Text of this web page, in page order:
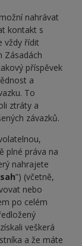
nahrávat
kontakt s
vždy řídit
Zásadách
příspěvek
a
To
ztráty a
závazků.
plné práva na
nahrajete
”) (včetně,
nebo
po celém
veškerá
a že máte